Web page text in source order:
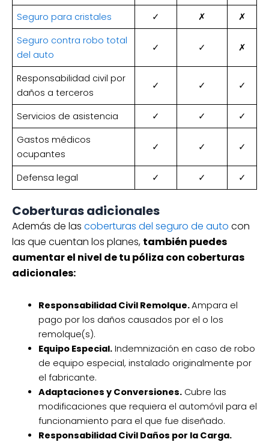
Seguro para cristales ✓ ✗
✗
Seguro contra robo total
del auto
✓ ✓ ✗
Responsabilidad civil por
daños a terceros
✓ ✓ ✓
Servicios de asistencia ✓ ✓
✓
Gastos médicos
ocupantes
✓ ✓ ✓
Defensa legal ✓ ✓ ✓
Coberturas adicionales
Además de las coberturas del seguro de auto con
las que cuentan los planes, también puedes
aumentar el nivel de tu póliza con coberturas
adicionales:
Responsabilidad Civil Remolque.Ampara el
pago por los daños causados por el o los
remolque(s).
Equipo Especial.Indemnización en caso de robo
de equipo especial, instalado originalmente por
el fabricante.
Adaptaciones y Conversiones.Cubre las
modificaciones que requiera el automóvil para el
funcionamiento para el que fue diseñado.
Responsabilidad Civil Daños por la Carga.